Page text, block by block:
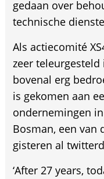
gedaan over
technische
Als actiecomité
zeer
bovenal erg
is gekomen aan
ondernemingen
Bosman, een van
gisteren al
‘After 27 years,